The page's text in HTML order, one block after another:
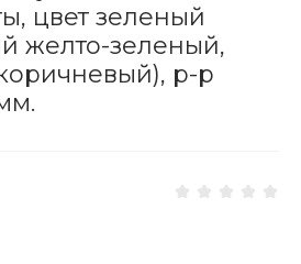
цвет зеленый
желто-зеленый,
р-р